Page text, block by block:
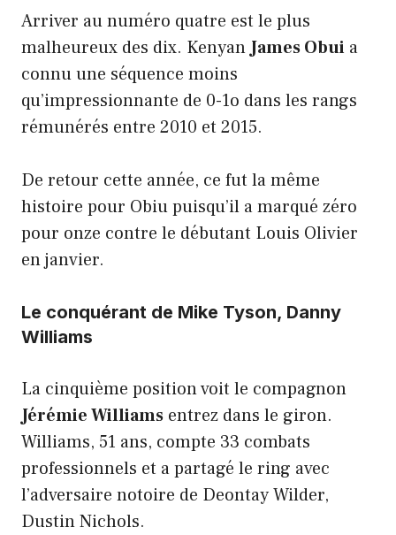
Arriver au numéro quatre est le plus
malheureux des dix. KenyanJames Obui a
connu une séquence moins
qu’impressionnante de 0-1o dans les rangs
rémunérés entre 2010 et 2015.
De retour cette année, ce fut la même
histoire pour Obiu puisqu’il a marqué zéro
pour onze contre le débutant Louis Olivier
en janvier.
Le conquérant de Mike Tyson, Danny
Williams
La cinquième position voit le compagnon
Jérémie Williams entrez dans le giron.
Williams, 51 ans, compte 33 combats
professionnels et a partagé le ring avec
l’adversaire notoire de Deontay Wilder,
Dustin Nichols.